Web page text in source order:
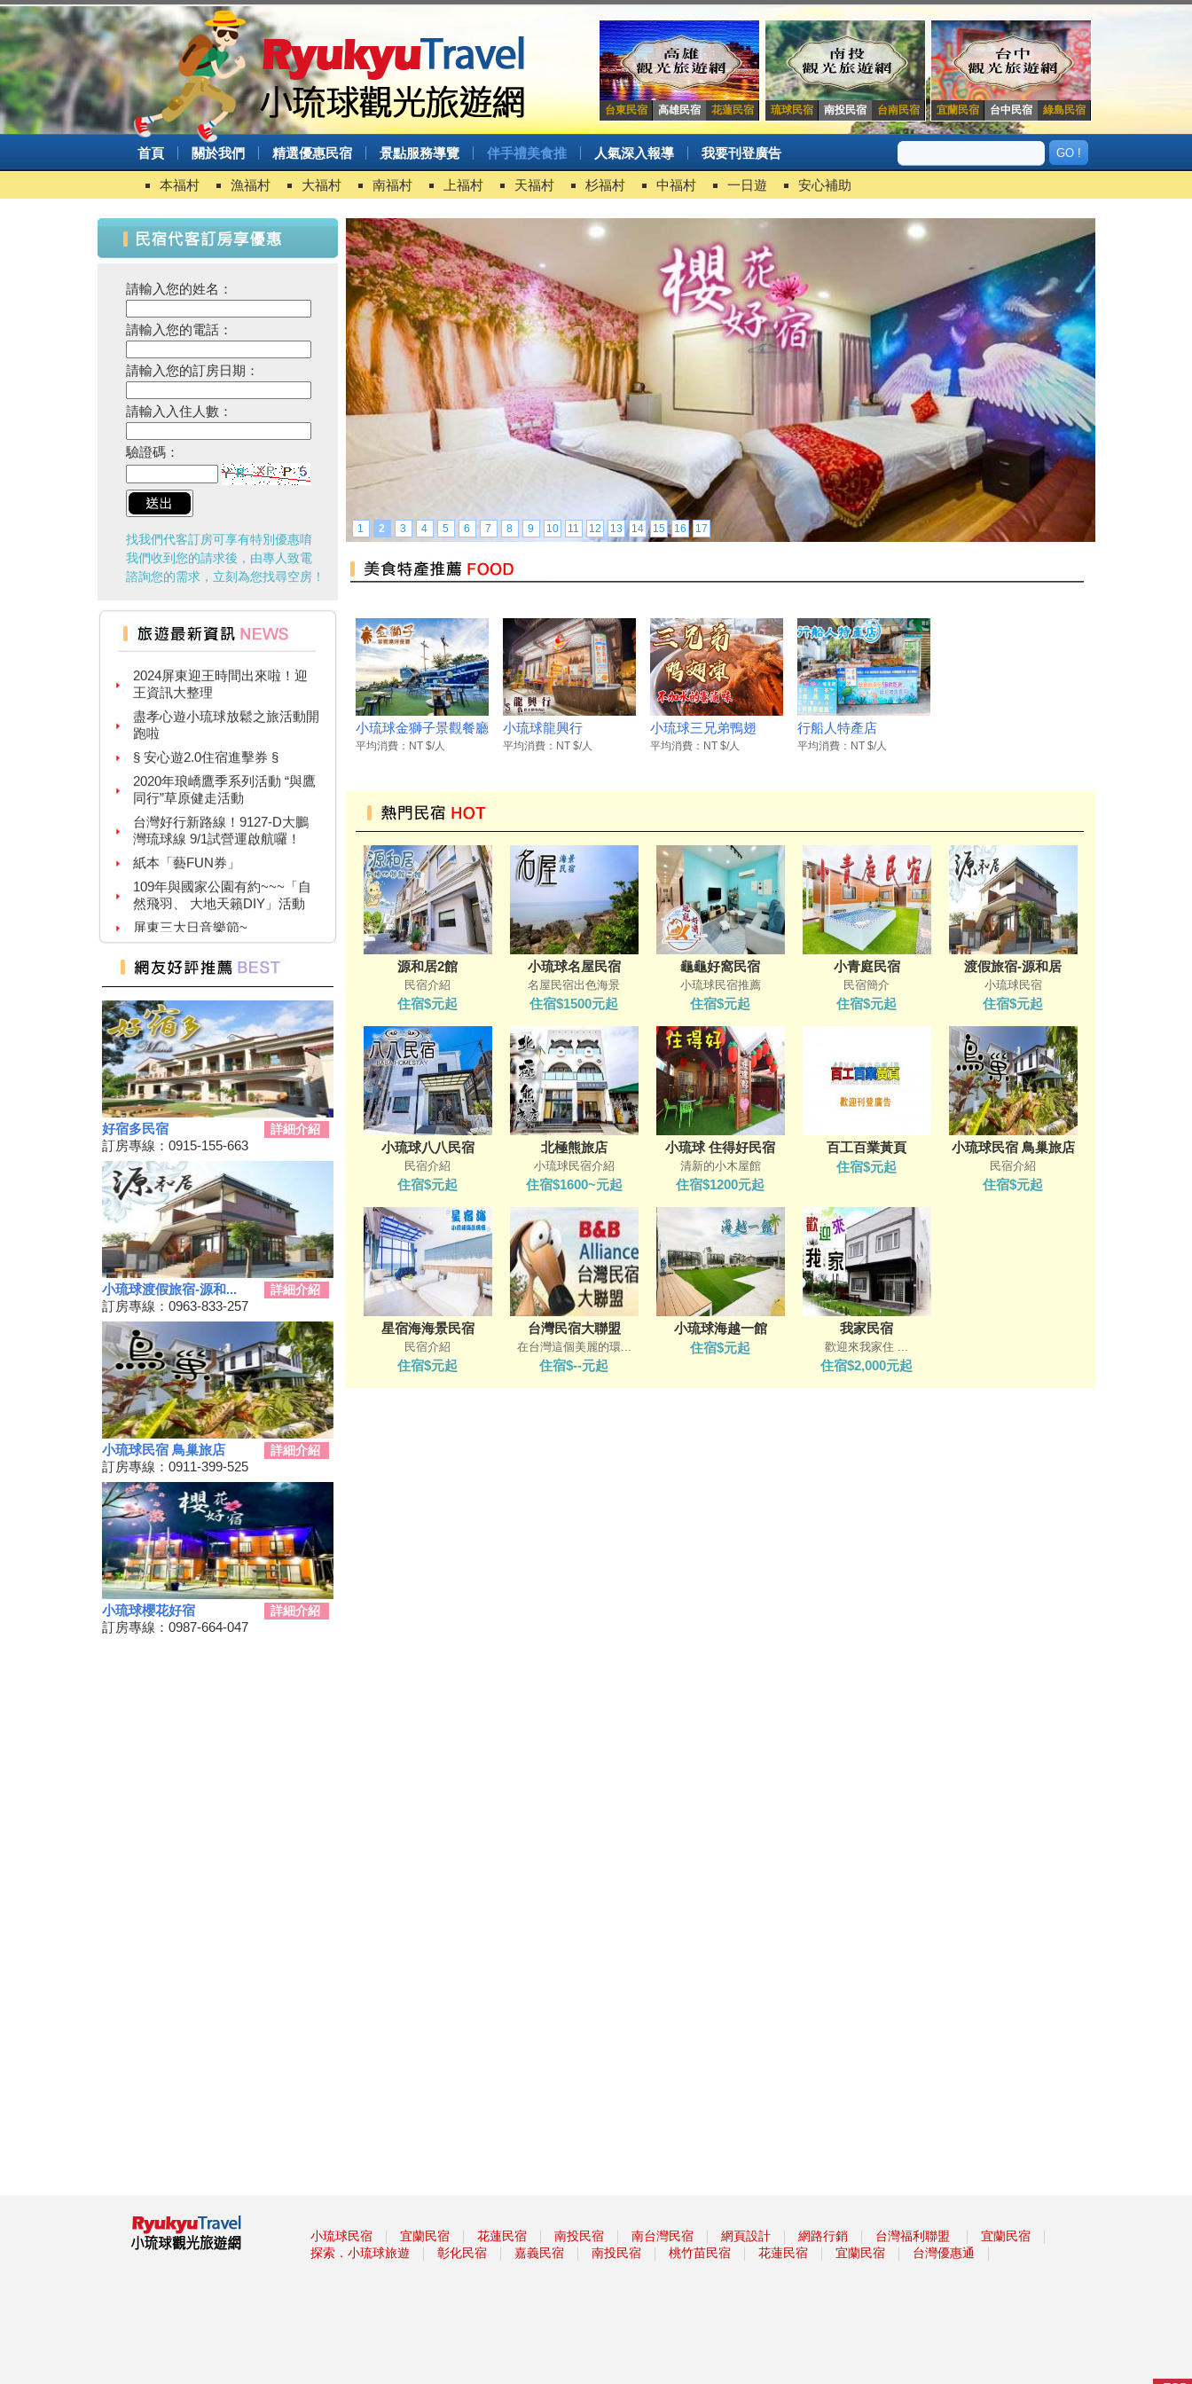
台東民宿 高雄民宿 花蓮民宿 琉球民宿 南投民宿 台南民宿 宜蘭民宿 台中民宿 綠島民宿
首頁 關於我們 精選優惠民宿 景點服務導覽 伴手禮美食推 人氣深入報導 我要刊登廣告
本福村 漁福村 大福村 南福村 上福村 天福村 杉福村 中福村 一日遊 安心補助
請輸入您的姓名：
請輸入您的電話：
請輸入您的訂房日期：
請輸入入住人數：
驗證碼：
找我們代客訂房可享有特別優惠唷
我們收到您的請求後，由專人致電
諮詢您的需求，立刻為您找尋空房！
台灣百大景點推薦，集章還有限
量小禮物可以拿
2024屏東迎王時間出來啦！迎
王資訊大整理
盡孝心遊小琉球放鬆之旅活動開
跑啦
§ 安心遊2.0住宿進擊券 §
2020年琅嶠鷹季系列活動 “與鷹
同行”草原健走活動
台灣好行新路線！9127-D大鵬
灣琉球線 9/1試營運啟航囉！
紙本「藝FUN券」
109年與國家公園有約~~~「自
然飛羽、 大地天籟DIY」活動
屏東三大日音樂節~
2020大鵬灣帆船生活節
科學』活動
味【系列活動】
高鐵首推澎湖交通聯票 超夯小
琉球行程繼續賣
【墾丁後壁湖美食推薦】後壁湖
生魚片|邱家生魚片|傳說中的百
元生魚片|空運來台新鮮生魚片|
2019擴大國旅秋冬夜市抵用卷
優惠活動
2019擴大國旅秋冬住宿優惠活
動
秋冬擴大國旅補助離島加碼怎麼
用？老司機分享連續技
108年潮州賽神蝦暨小農市集活
動
單車騎遊聽風看海，體驗台灣燈
塔極點濱海小鎮風貌 一起Light
up Taiwan
Hi~枋寮有藝市
單車環島遊台灣國際入口網站
Taiwan on 2 Wheels
第四屆「小琉球愛龜淨灘接力
賽」活動，7/13小琉球龍蝦洞海
灘展開！
屏東大鵬灣賽車場今歇業 車友
依依不捨盼有人接手
大鵬灣水上趣 體驗造舟、迷你
鐵人
高鐵南延新增方案！交通部：這
兩案較有可行性
三代同遊國家公園 『墾丁仲夏
夜未眠－蟹謝好孕』陸蟹生態之
旅
只剩41名額
2019寶島仲夏節開跑
好宿多民宿 詳細介紹
訂房專線：0915-155-663
小琉球渡假旅宿-源和... 詳細介紹
訂房專線：0963-833-257
小琉球民宿 鳥巢旅店 詳細介紹
訂房專線：0911-399-525
小琉球櫻花好宿 詳細介紹
訂房專線：0987-664-047
1 2 3 4 5 6 7 8 9 10 11 12 13 14 15 16 17
小琉球金獅子景觀餐廳
平均消費：NT $/人
小琉球龍興行
平均消費：NT $/人
小琉球三兄弟鴨翅
平均消費：NT $/人
行船人特產店
平均消費：NT $/人
源和居2館
民宿介紹
住宿$元起
小琉球名屋民宿
名屋民宿出色海景
住宿$1500元起
龜龜好窩民宿
小琉球民宿推薦
住宿$元起
小青庭民宿
民宿簡介
住宿$元起
渡假旅宿-源和居
小琉球民宿
住宿$元起
小琉球八八民宿
民宿介紹
住宿$元起
北極熊旅店
小琉球民宿介紹
住宿$1600~元起
小琉球 住得好民宿
清新的小木屋館
住宿$1200元起
百工百業黃頁
住宿$元起
小琉球民宿 鳥巢旅店
民宿介紹
住宿$元起
星宿海海景民宿
民宿介紹
住宿$元起
台灣民宿大聯盟
在台灣這個美麗的環...
住宿$--元起
小琉球海越一館
住宿$元起
我家民宿
歡迎來我家住 ...
住宿$2,000元起
小琉球民宿 ｜ 宜蘭民宿 ｜ 花蓮民宿 ｜ 南投民宿 ｜ 南台灣民宿 ｜ 網頁設計 ｜ 網路行銷 ｜ 台灣福利聯盟 ｜ 宜蘭民宿 ｜
探索．小琉球旅遊 ｜ 彰化民宿 ｜ 嘉義民宿 ｜ 南投民宿 ｜ 桃竹苗民宿 ｜ 花蓮民宿 ｜ 宜蘭民宿 ｜ 台灣優惠通 ｜